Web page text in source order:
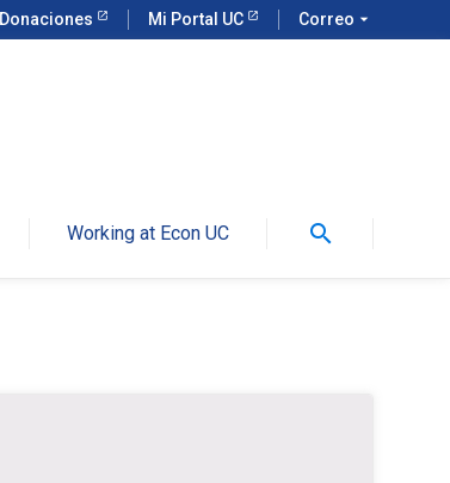
Donaciones Mi Portal UC Correo arrow_drop_down
Working at Econ UC search